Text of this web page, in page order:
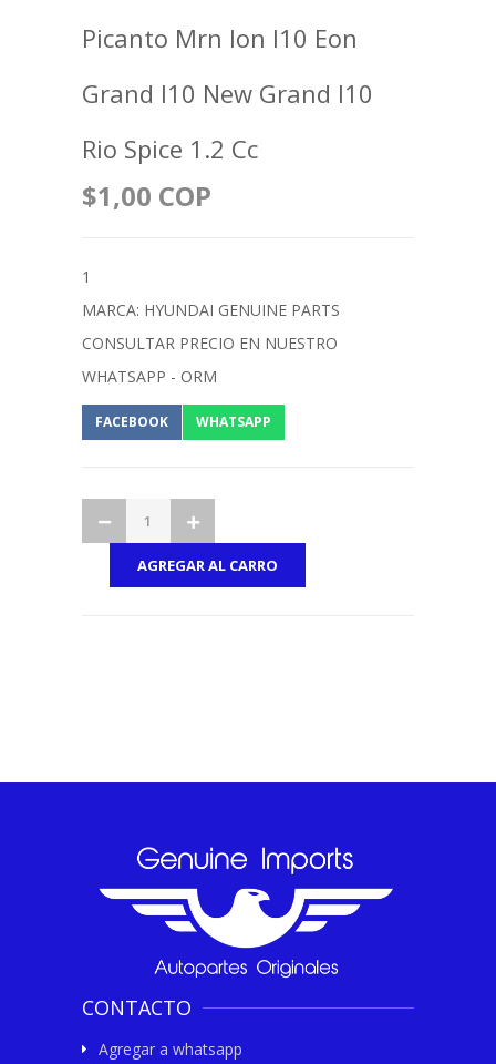
Picanto Mrn Ion I10 Eon
Grand I10 New Grand I10
Rio Spice 1.2 Cc
$1,00 COP
1
MARCA: HYUNDAI GENUINE PARTS
CONSULTAR PRECIO EN NUESTRO
WHATSAPP - ORM
FACEBOOK WHATSAPP
CONTACTO
Agregar a whatsapp